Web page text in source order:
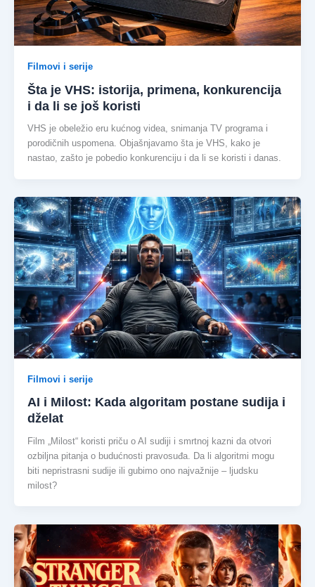
Filmovi i serije
Šta je VHS: istorija, primena, konkurencija
i da li se još koristi
VHS je obeležio eru kućnog videa, snimanja TV programa i
porodičnih uspomena. Objašnjavamo šta je VHS, kako je
nastao, zašto je pobedio konkurenciju i da li se koristi i danas.
Filmovi i serije
AI i Milost: Kada algoritam postane sudija i
dželat
Film „Milost“ koristi priču o AI sudiji i smrtnoj kazni da otvori
ozbiljna pitanja o budućnosti pravosuđa. Da li algoritmi mogu
biti nepristrasni sudije ili gubimo ono najvažnije – ljudsku
milost?